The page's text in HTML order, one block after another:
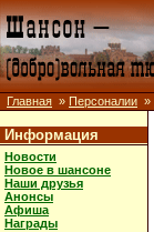
Главная » Персоналии »
Информация
Новости
Новое в шансоне
Наши друзья
Анонсы
Афиша
Награды